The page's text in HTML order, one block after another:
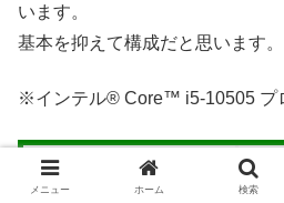
います。
基本を抑えて構成だと思います。
※インテル® Core™ i5-10505 プ
イン
メニュー ホーム 検索